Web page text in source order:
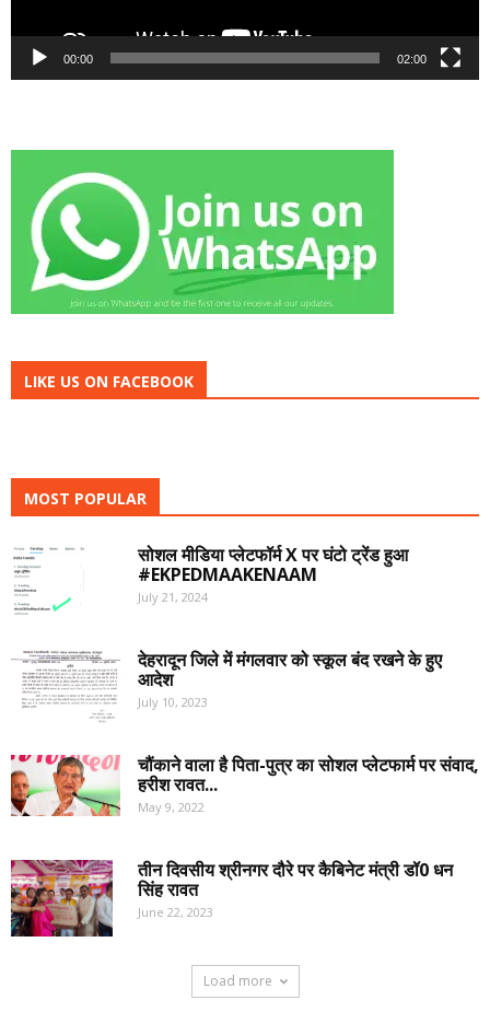
00:00 02:00
LIKE US ON FACEBOOK
MOST POPULAR
सोशल मीडिया प्लेटफॉर्म X पर घंटो ट्रेंड हुआ
#EKPEDMAAKENAAM
July 21, 2024
देहरादून जिले में मंगलवार को स्कूल बंद रखने के हुए
आदेश
July 10, 2023
चौंकाने वाला है पिता-पुत्र का सोशल प्लेटफार्म पर संवाद,
हरीश रावत...
May 9, 2022
तीन दिवसीय श्रीनगर दौरे पर कैबिनेट मंत्री डॉ0 धन
सिंह रावत
June 22, 2023
Load more